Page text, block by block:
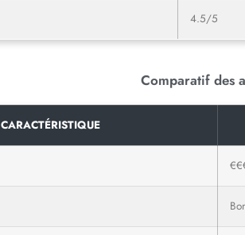
4.5/5
Comparatif des
CARACTÉRISTIQUE